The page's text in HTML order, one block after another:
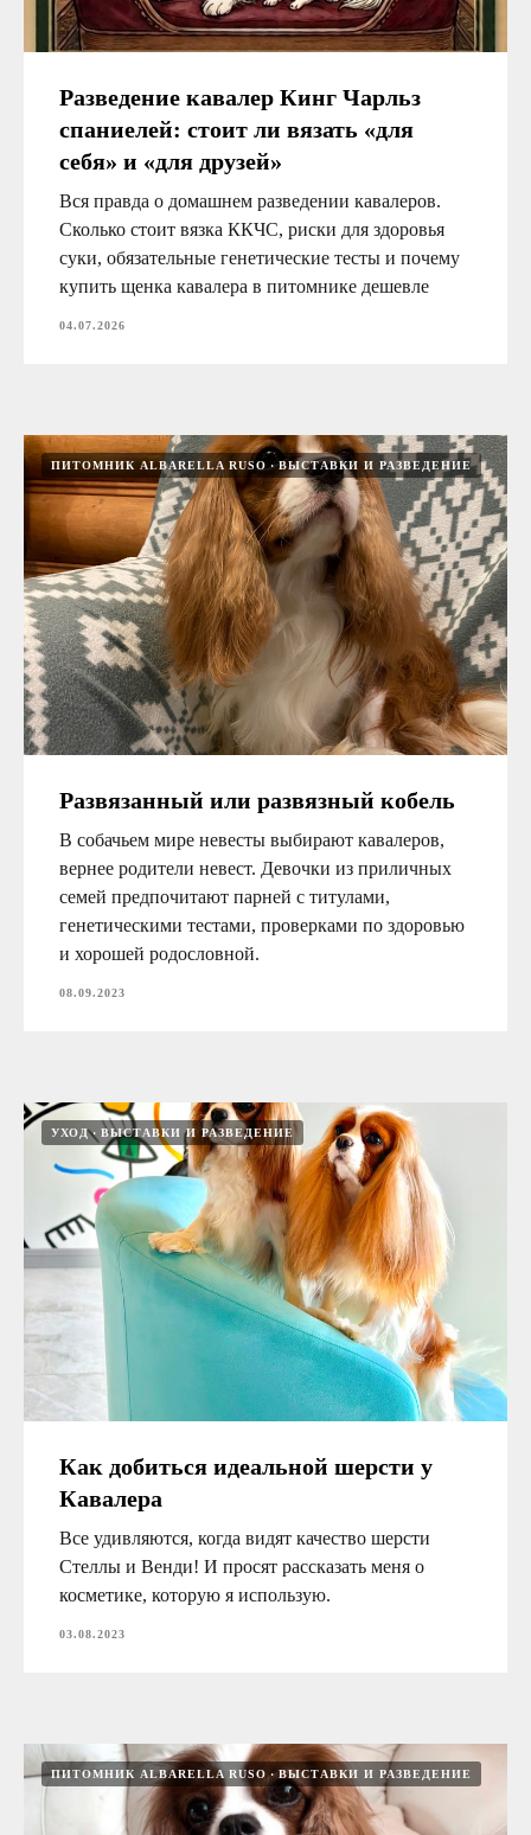
Разведение кавалер Кинг Чарльз
спаниелей: стоит ли вязать «для
себя» и «для друзей»
Вся правда о домашнем разведении кавалеров.
Сколько стоит вязка ККЧС, риски для здоровья
суки, обязательные генетические тесты и почему
купить щенка кавалера в питомнике дешевле
04.07.2026
ПИТОМНИК ALBARELLA RUSO ВЫСТАВКИ И РАЗВЕДЕНИЕ
Развязанный или развязный кобель
В собачьем мире невесты выбирают кавалеров,
вернее родители невест. Девочки из приличных
семей предпочитают парней с титулами,
генетическими тестами, проверками по здоровью
и хорошей родословной.
08.09.2023
УХОД ВЫСТАВКИ И РАЗВЕДЕНИЕ
Как добиться идеальной шерсти у
Кавалера
Все удивляются, когда видят качество шерсти
Стеллы и Венди! И просят рассказать меня о
косметике, которую я использую.
03.08.2023
ПИТОМНИК ALBARELLA RUSO ВЫСТАВКИ И РАЗВЕДЕНИЕ